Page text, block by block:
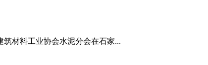
材料工业协会水泥分会在石家...